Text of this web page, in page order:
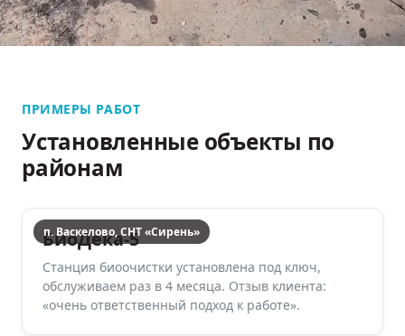
ПРИМЕРЫ РАБОТ
Установленные объекты по
районам
п. Васкелово, СНТ «Сирень»
БиоДека-5
Станция биоочистки установлена под ключ,
обслуживаем раз в 4 месяца. Отзыв клиента:
«очень ответственный подход к работе».